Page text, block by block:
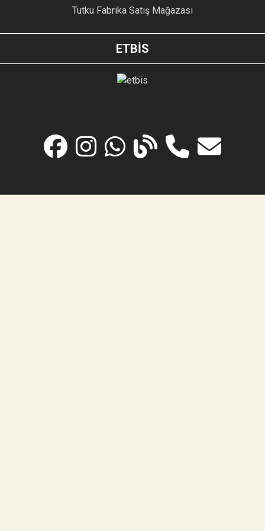
Tutku Fabrika Satış Mağazası
ETBİS